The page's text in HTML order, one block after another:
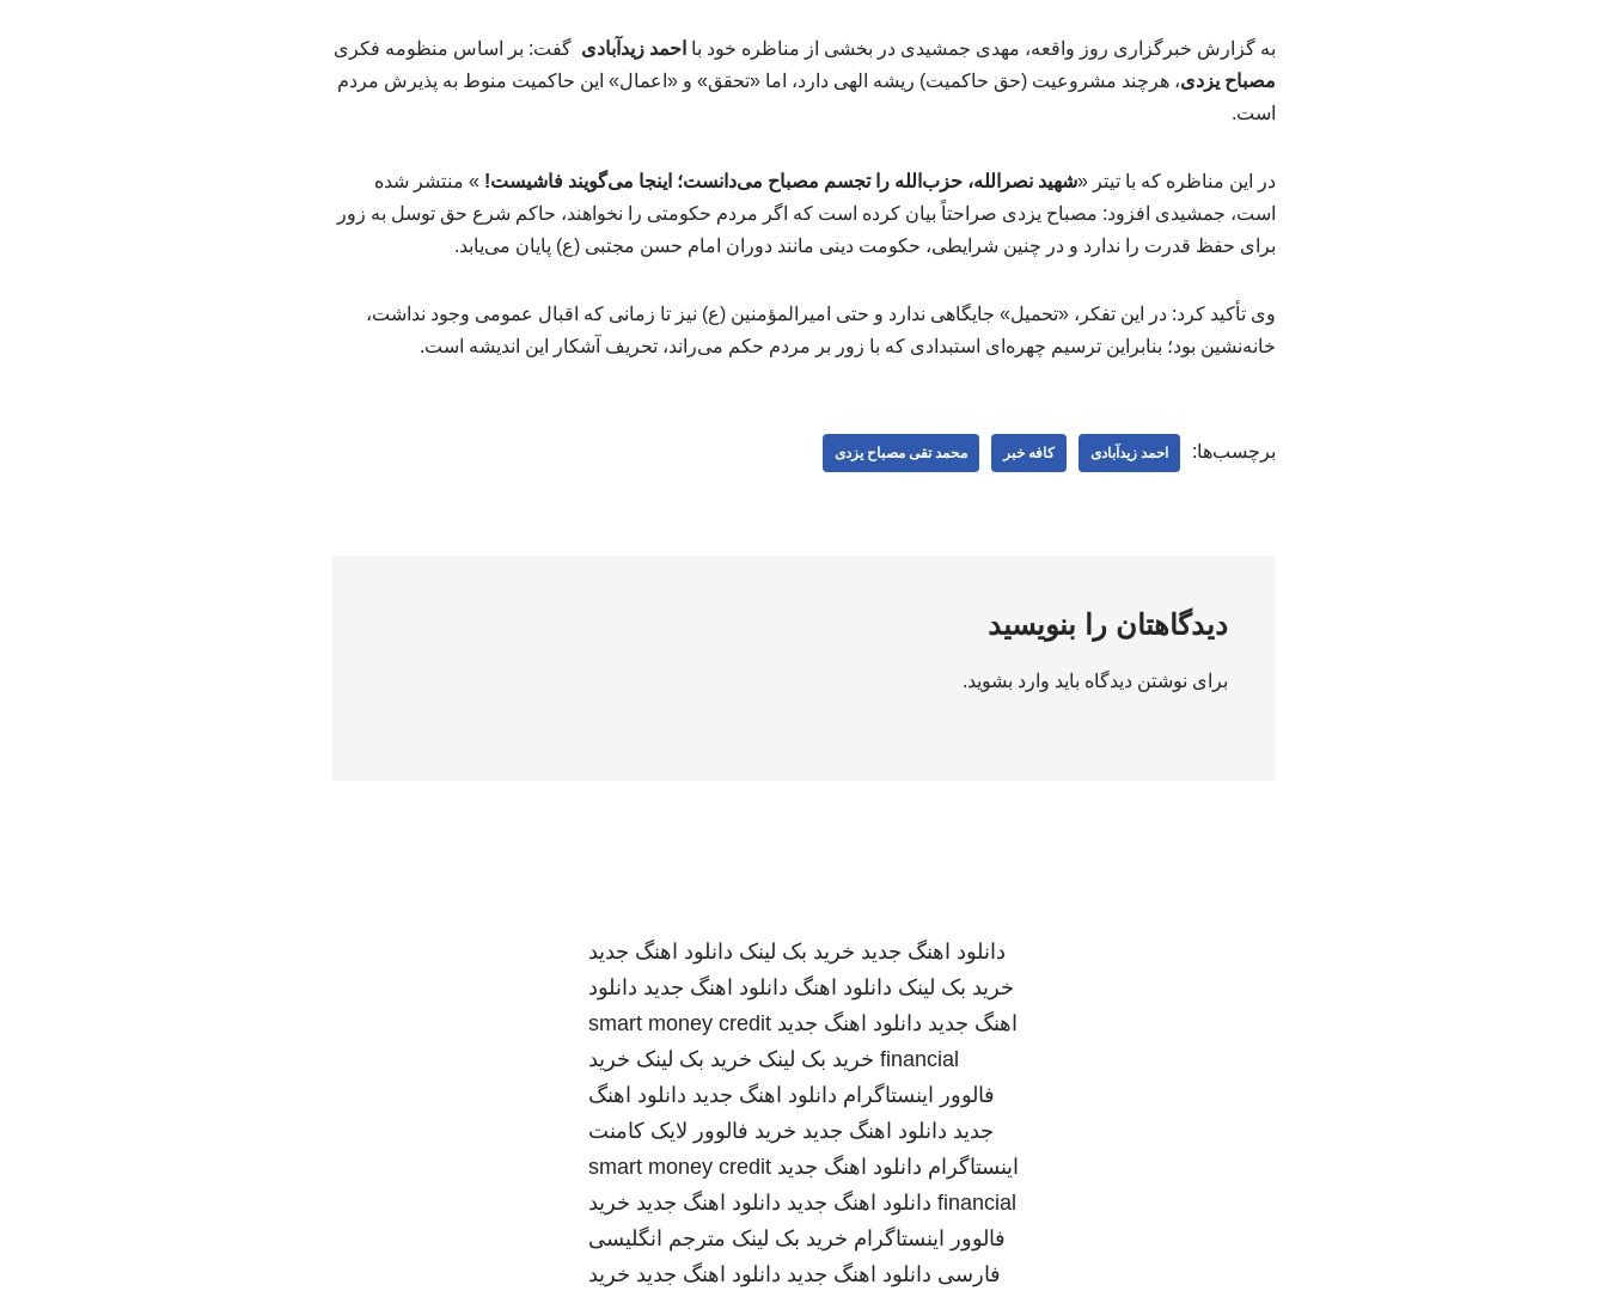
به گزارش خبرگزاری روز واقعه، مهدی جمشیدی در بخشی از مناظره خود با احمد زیدآبادی گفت: بر اساس منظومه فکری
مصباح یزدی، هرچند مشروعیت (حق حاکمیت) ریشه الهی دارد، اما «تحقق» و «اعمال» این حاکمیت منوط به پذیرش مردم
است.
در این مناظره که با تیتر «شهید نصرالله، حزب‌الله را تجسم مصباح می‌دانست؛ اینجا می‌گویند فاشیست! » منتشر شده
است، جمشیدی افزود: مصباح یزدی صراحتاً بیان کرده است که اگر مردم حکومتی را نخواهند، حاکم شرع حق توسل به زور
برای حفظ قدرت را ندارد و در چنین شرایطی، حکومت دینی مانند دوران امام حسن مجتبی (ع) پایان می‌یابد.
وی تأکید کرد: در این تفکر، «تحمیل» جایگاهی ندارد و حتی امیرالمؤمنین (ع) نیز تا زمانی که اقبال عمومی وجود نداشت،
خانه‌نشین بود؛ بنابراین ترسیم چهره‌ای استبدادی که با زور بر مردم حکم می‌راند، تحریف آشکار این اندیشه است.
برچسب‌ها: احمد زیدآبادی کافه خبر محمد تقی مصباح یزدی
دیدگاهتان را بنویسید
برای نوشتن دیدگاه باید وارد بشوید.
دانلود اهنگ جدید خرید بک لینک دانلود اهنگ جدید
خرید بک لینک دانلود اهنگ دانلود اهنگ جدید دانلود
اهنگ جدید دانلود اهنگ جدید smart money credit
financial خرید بک لینک خرید بک لینک خرید
فالوور اینستاگرام دانلود اهنگ جدید دانلود اهنگ
جدید دانلود اهنگ جدید خرید فالوور لایک کامنت
اینستاگرام دانلود اهنگ جدید smart money credit
financial دانلود اهنگ جدید دانلود اهنگ جدید خرید
فالوور اینستاگرام خرید بک لینک مترجم انگلیسی
فارسی دانلود اهنگ جدید دانلود اهنگ جدید خرید